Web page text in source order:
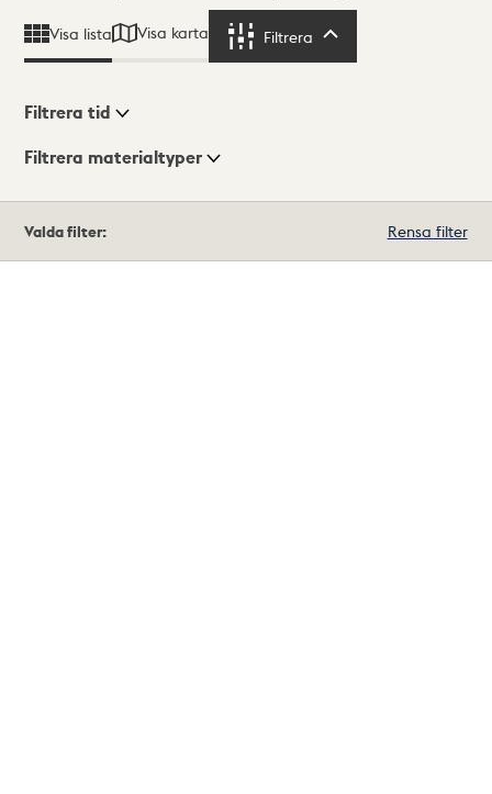
Visa lista Visa karta Filtrera
Visningsläge
Filtrera tid
Filtrera materialtyper
träffar
Valda filter: Rensa filter